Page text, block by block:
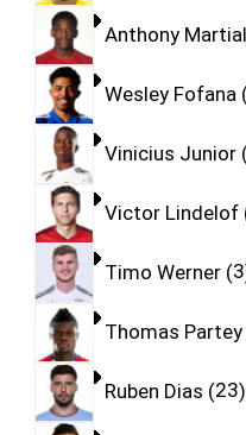
Anthony Martial
Wesley Fofana
Vinicius Junior
Victor Lindelof
Timo Werner 3
Thomas Partey
Ruben Dias 23